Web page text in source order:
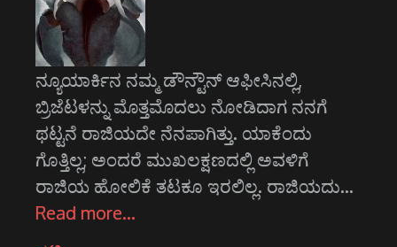
ನ್ಯೂಯಾರ್ಕಿನ ನಮ್ಮ ಡೌನ್ಟೌನ್ ಆಫೀಸಿನಲ್ಲಿ,
ಬ್ರಿಜೆಟಳನ್ನು ಮೊತ್ತಮೊದಲು ನೋಡಿದಾಗ ನನಗೆ
ಥಟ್ಟನೆ ರಾಜಿಯದೇ ನೆನಪಾಗಿತ್ತು. ಯಾಕೆಂದು
ಗೊತ್ತಿಲ್ಲ; ಅಂದರೆ ಮುಖಲಕ್ಷಣದಲ್ಲಿ ಅವಳಿಗೆ
ರಾಜಿಯ ಹೋಲಿಕೆ ತಟಕೂ ಇರಲಿಲ್ಲ. ರಾಜಿಯದು…
Read more…